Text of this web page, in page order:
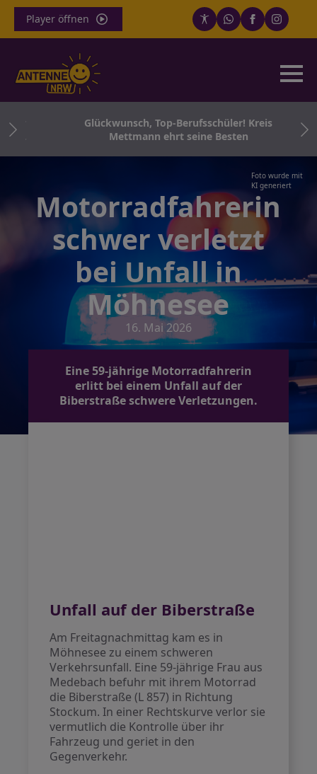
Player öffnen
Glückwunsch, Top-Berufsschüler! Kreis
Mettmann ehrt seine Besten
Foto wurde mit
KI generiert
Motorradfahrerin
schwer verletzt
bei Unfall in
Möhnesee
16. Mai 2026
Eine 59-jährige Motorradfahrerin
erlitt bei einem Unfall auf der
Biberstraße schwere Verletzungen.
Unfall auf der Biberstraße
Am Freitagnachmittag kam es in
Möhnesee zu einem schweren
Verkehrsunfall. Eine 59-jährige Frau aus
Medebach befuhr mit ihrem Motorrad
die Biberstraße (L 857) in Richtung
Stockum. In einer Rechtskurve verlor sie
vermutlich die Kontrolle über ihr
Fahrzeug und geriet in den
Gegenverkehr.